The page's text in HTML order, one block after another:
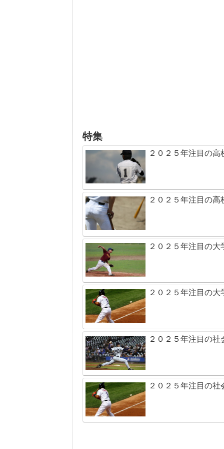
特集
２０２５年注目の
２０２５年注目の
２０２５年注目の
２０２５年注目の
２０２５年注目の
２０２５年注目の